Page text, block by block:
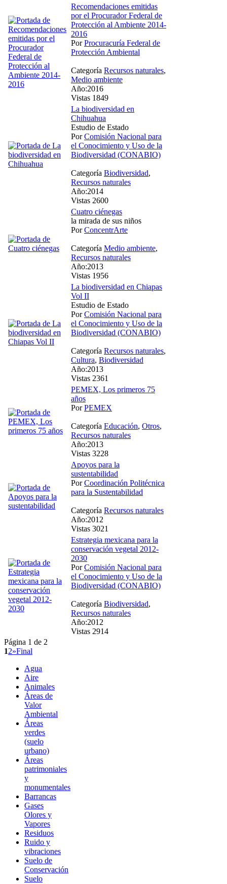
Recomendaciones emitidas
por el Procurador Federal de
Protección al Ambiente 2014-
2016
PorProcuracuría Federal de
Protección Ambiental
Categoría Recursos naturales,
Medio ambiente
Año:2016
Vistas 1849
La biodiversidad en
Chihuahua
Estudio de Estado
PorComisión Nacional para
el Conocimiento y Uso de la
Biodiversidad (CONABIO)
Categoría Biodiversidad,
Recursos naturales
Año:2014
Vistas 2600
Cuatro ciénegas
la mirada de sus niños
PorConcentrArte
Categoría Medio ambiente,
Recursos naturales
Año:2013
Vistas 1956
La biodiversidad en Chiapas
Vol II
Estudio de Estado
PorComisión Nacional para
el Conocimiento y Uso de la
Biodiversidad (CONABIO)
Categoría Recursos naturales,
Cultura, Biodiversidad
Año:2013
Vistas 2361
PEMEX, Los primeros 75
años
PorPEMEX
Categoría Educación, Otros,
Recursos naturales
Año:2013
Vistas 3228
Apoyos para la
sustentabilidad
PorCoordinación Politécnica
para la Sustentabilidad
Categoría Recursos naturales
Año:2012
Vistas 3021
Estrategia mexicana para la
conservación vegetal 2012-
2030
PorComisión Nacional para
el Conocimiento y Uso de la
Biodiversidad (CONABIO)
Categoría Biodiversidad,
Recursos naturales
Año:2012
Vistas 2914
Página 1 de 2
12»Final
Agua
Aire
Animales
Áreas de
Valor
Ambiental
Áreas
verdes
(suelo
urbano)
Áreas
patrimoniales
y
monumentales
Barrancas
Gases
Olores y
Vapores
Residuos
Ruido y
vibraciones
Suelo de
Conservación
Suelo